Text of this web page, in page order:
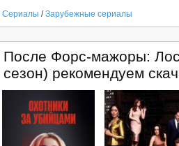
Сериалы /Зарубежные сериалы
После Форс-мажоры:
сезон) рекомендуем